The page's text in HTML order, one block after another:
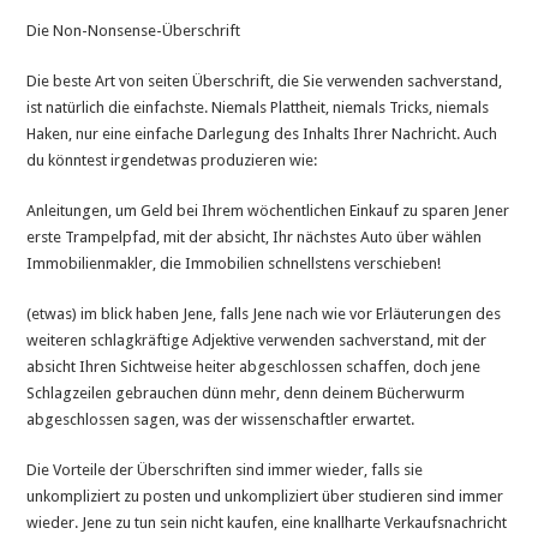
Die Non-Nonsense-Überschrift
Die beste Art von seiten Überschrift, die Sie verwenden sachverstand,
ist natürlich die einfachste. Niemals Plattheit, niemals Tricks, niemals
Haken, nur eine einfache Darlegung des Inhalts Ihrer Nachricht. Auch
du könntest irgendetwas produzieren wie:
Anleitungen, um Geld bei Ihrem wöchentlichen Einkauf zu sparen Jener
erste Trampelpfad, mit der absicht, Ihr nächstes Auto über wählen
Immobilienmakler, die Immobilien schnellstens verschieben!
(etwas) im blick haben Jene, falls Jene nach wie vor Erläuterungen des
weiteren schlagkräftige Adjektive verwenden sachverstand, mit der
absicht Ihren Sichtweise heiter abgeschlossen schaffen, doch jene
Schlagzeilen gebrauchen dünn mehr, denn deinem Bücherwurm
abgeschlossen sagen, was der wissenschaftler erwartet.
Die Vorteile der Überschriften sind immer wieder, falls sie
unkompliziert zu posten und unkompliziert über studieren sind immer
wieder. Jene zu tun sein nicht kaufen, eine knallharte Verkaufsnachricht